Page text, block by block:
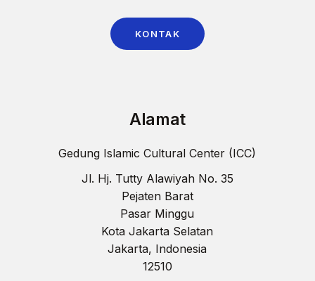
KONTAK
Alamat
Gedung Islamic Cultural Center (ICC)
Jl. Hj. Tutty Alawiyah No. 35
Pejaten Barat
Pasar Minggu
Kota Jakarta Selatan
Jakarta, Indonesia
12510